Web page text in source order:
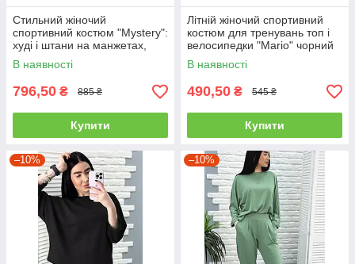
Стильний жіночий
спортивний костюм "Mystery":
худі і штани на манжетах,
великі розміри
В наявності
796,50 ₴ 885 ₴
Купити
Літній жіночий спортивний
костюм для тренувань топ і
велосипедки "Mario" чорний
В наявності
490,50 ₴ 545 ₴
Купити
–10% –10%